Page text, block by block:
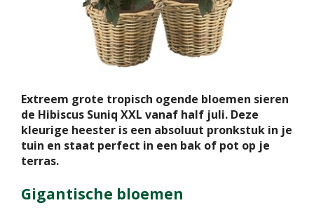
Extreem grote tropisch ogende bloemen sieren
de Hibiscus Suniq XXL vanaf half juli. Deze
kleurige heester is een absoluut pronkstuk in je
tuin en staat perfect in een bak of pot op je
terras.
Gigantische bloemen